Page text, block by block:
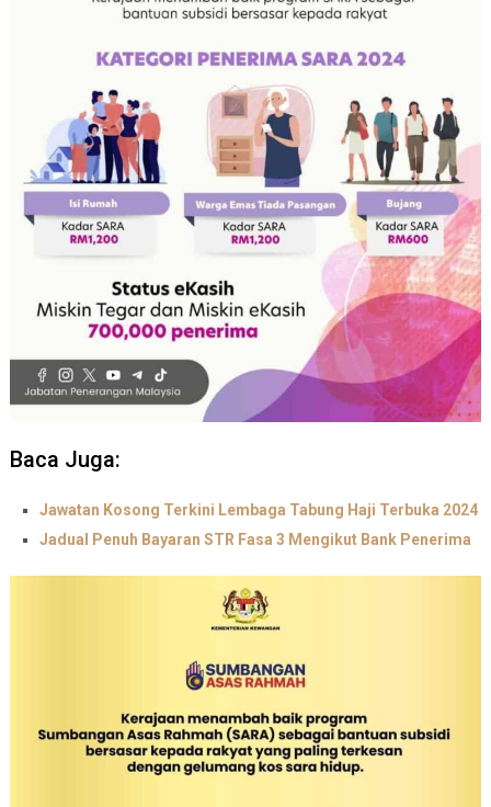
Baca Juga:
Jawatan Kosong Terkini Lembaga Tabung Haji Terbuka 2024
Jadual Penuh Bayaran STR Fasa 3 Mengikut Bank Penerima